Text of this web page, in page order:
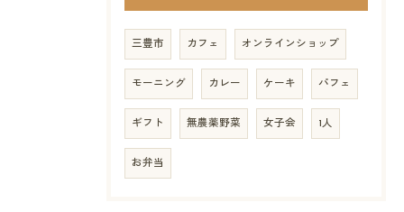
三豊市 カフェ オンラインショップ
モーニング カレー ケーキ パフェ
ギフト 無農薬野菜 女子会 1人
お弁当